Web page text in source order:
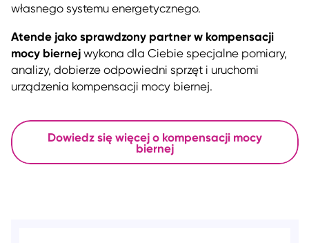
własnego systemu energetycznego.
Atende jako sprawdzony partner w kompensacji
mocy biernej wykona dla Ciebie specjalne pomiary,
analizy, dobierze odpowiedni sprzęt i uruchomi
urządzenia kompensacji mocy biernej.
Dowiedz się więcej o kompensacji mocy
biernej